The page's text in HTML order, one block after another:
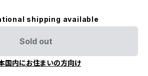
shipping available
Sold out
国内にお住まいの方向け